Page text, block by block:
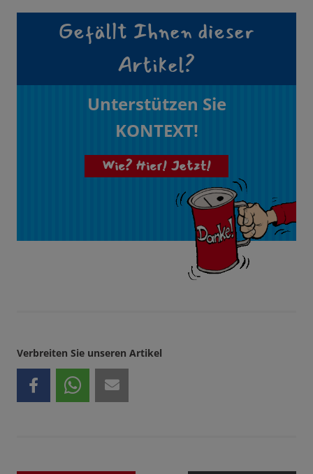
Gefällt Ihnen dieser
Artikel?
Unterstützen Sie
KONTEXT!
Wie? Hier! Jetzt!
Verbreiten Sie unseren Artikel